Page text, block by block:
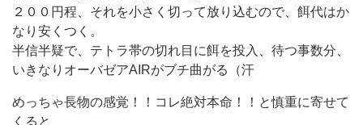
２００円程、それを小さく切って放り込むので、餌代はか
なり安くつく。
半信半疑で、テトラ帯の切れ目に餌を投入、待つ事数分、
いきなりオーバゼアAIRがブチ曲がる（汗
めっちゃ長物の感覚！！コレ絶対本命！！と慎重に寄せて
くると